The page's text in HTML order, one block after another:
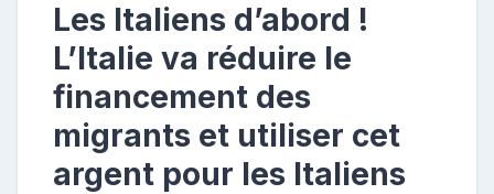
Les Italiens d’abord !
L’Italie va réduire le
financement des
migrants et utiliser cet
argent pour les Italiens